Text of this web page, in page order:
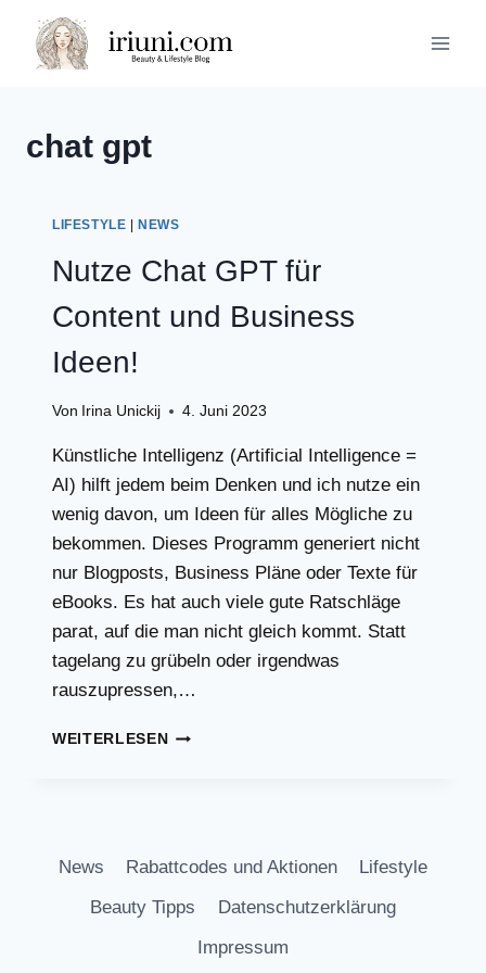
Inhalt
springen
chat gpt
LIFESTYLE NEWS
Nutze Chat GPT für
Content und Business
Ideen!
Von Irina Unickij 4. Juni 2023
Künstliche Intelligenz (Artificial Intelligence =
AI) hilft jedem beim Denken und ich nutze ein
wenig davon, um Ideen für alles Mögliche zu
bekommen. Dieses Programm generiert nicht
nur Blogposts, Business Pläne oder Texte für
eBooks. Es hat auch viele gute Ratschläge
parat, auf die man nicht gleich kommt. Statt
tagelang zu grübeln oder irgendwas
rauszupressen,…
WEITERLESENNUTZE
BUSINESS
News Rabattcodes und Aktionen
Lifestyle
Beauty Tipps
Datenschutzerklärung
Impressum